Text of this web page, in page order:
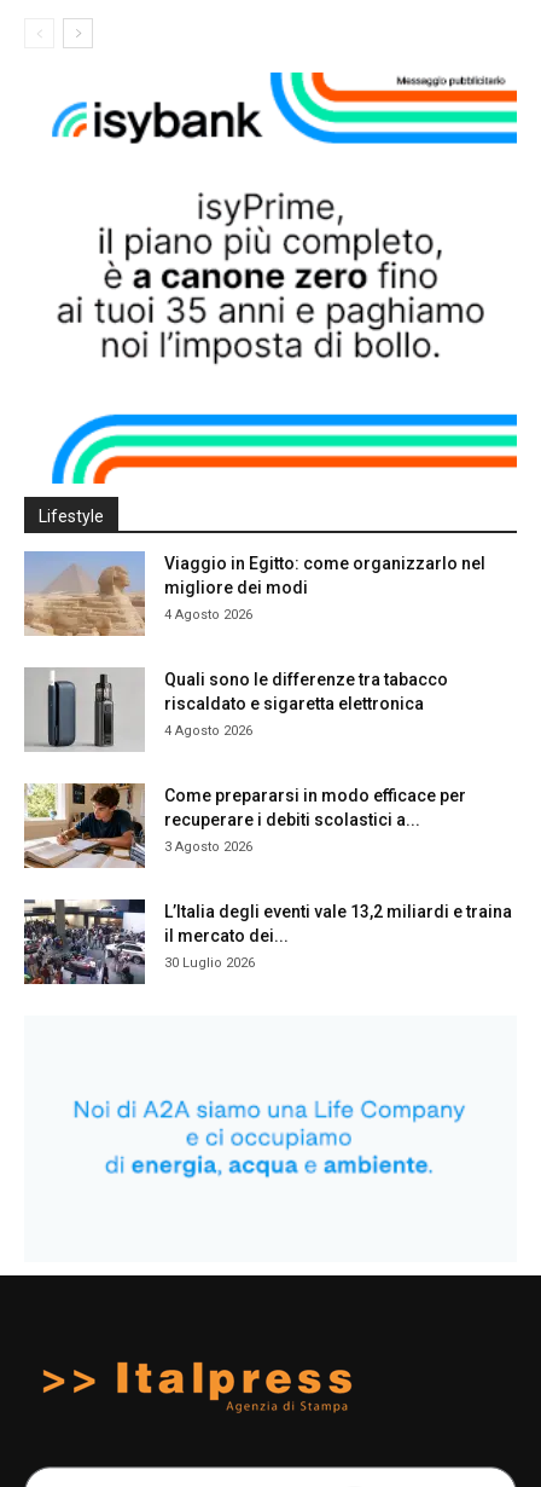
Lifestyle
Viaggio in Egitto: come organizzarlo nel
migliore dei modi
4 Agosto 2026
Quali sono le differenze tra tabacco
riscaldato e sigaretta elettronica
4 Agosto 2026
Come prepararsi in modo efficace per
recuperare i debiti scolastici a...
3 Agosto 2026
L’Italia degli eventi vale 13,2 miliardi e traina
il mercato dei...
30 Luglio 2026